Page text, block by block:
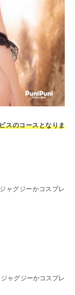
スのコースとなりま
ャグジーかコスプレ
ャグジーかコスプレ